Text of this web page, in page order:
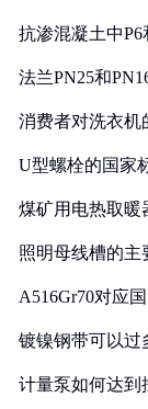
抗渗混凝土中
法兰PN25和
消费者对洗衣机
U型螺栓的国家
煤矿用电热取暖
照明母线槽的主
A516Gr70对应
镀镍钢带可以过
计量泵如何达到